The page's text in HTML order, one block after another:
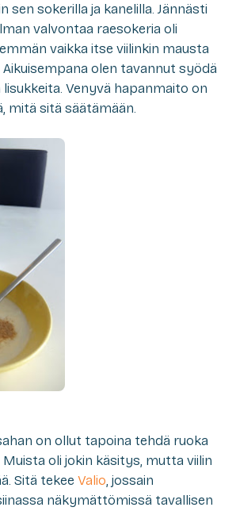
sen sokerilla ja kanelilla. Jännästi
valvontaa raesokeria oli
vaikka itse viilinkin mausta
olen tavannut syödä
Venyvä hapanmaito on
mitä sitä säätämään.
on ollut tapoina tehdä ruoka
oli jokin käsitys, mutta viilin
Sitä tekee Valio, jossain
näkymättömissä tavallisen